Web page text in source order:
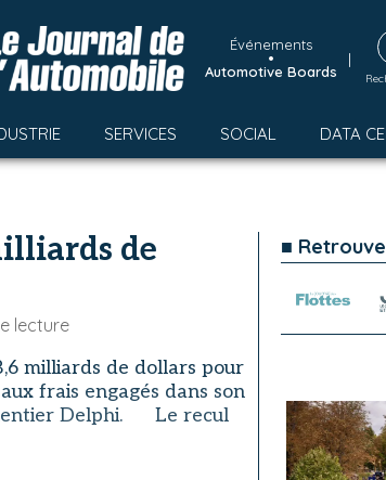
Événements
•
Automotive Boards
|
SERVICES SOCIAL DATA
de
lecture
milliards de dollars pour
frais engagés dans son
Delphi. Le recul
■